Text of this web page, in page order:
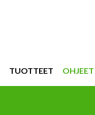
TUOTTEET OHJEET